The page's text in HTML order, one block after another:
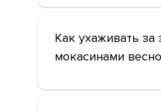
Как ухаживать
мокасинами